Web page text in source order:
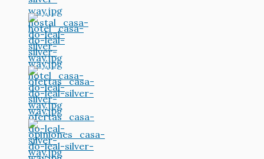
hostal_casa-
do-leal-
silver-
way.jpg
hotel_casa-
do-leal-
silver-
way.jpg
ofertas_casa-
do-leal-
silver-
way.jpg